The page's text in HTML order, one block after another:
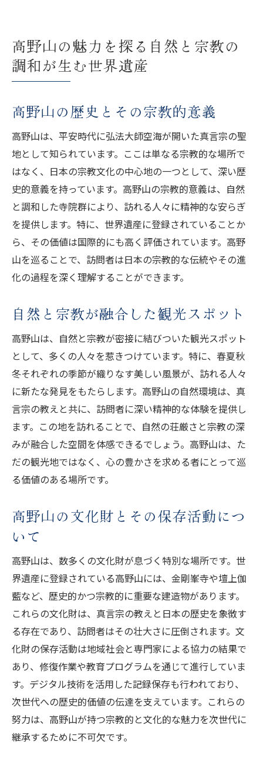
高野山の魅力を探る自然と宗教の
調和が生む世界遺産
高野山の歴史とその宗教的意義
高野山は、平安時代に弘法大師空海が開いた真言宗の聖
地として知られています。ここは単なる宗教的な場所で
はなく、日本の宗教文化の中心地の一つとして、深い歴
史的意義を持っています。高野山の宗教的意義は、自然
と調和した寺院群により、訪れる人々に精神的な安らぎ
を提供します。特に、世界遺産に登録されていることか
ら、その価値は国際的にも高く評価されています。高野
山を巡ることで、訪問者は日本の宗教的な伝統やその進
化の過程を深く理解することができます。
自然と宗教が融合した観光スポット
高野山は、自然と宗教が密接に結びついた観光スポット
として、多くの人々を惹きつけています。特に、春夏秋
冬それぞれの季節が織りなす美しい風景が、訪れる人々
に新たな発見をもたらします。高野山の自然環境は、真
言宗の教えと共に、訪問者に深い精神的な体験を提供し
ます。この地を訪れることで、自然の荘厳さと宗教の深
みが融合した空間を体感できるでしょう。高野山は、た
だの観光地ではなく、心の豊かさを求める者にとって巡
る価値のある場所です。
高野山の文化財とその保存活動につ
いて
高野山は、数多くの文化財が息づく特別な場所です。世
界遺産に登録されている高野山には、金剛峯寺や壇上伽
藍など、歴史的かつ宗教的に重要な建造物があります。
これらの文化財は、真言宗の教えと日本の歴史を象徴す
る存在であり、訪問者はその壮大さに圧倒されます。文
化財の保存活動は地域社会と専門家による協力の結果で
あり、修復作業や教育プログラムを通じて進行していま
す。デジタル技術を活用した記録保存も行われており、
次世代への歴史的価値の伝達を支えています。これらの
努力は、高野山が持つ宗教的と文化的な魅力を次世代に
継承するために不可欠です。